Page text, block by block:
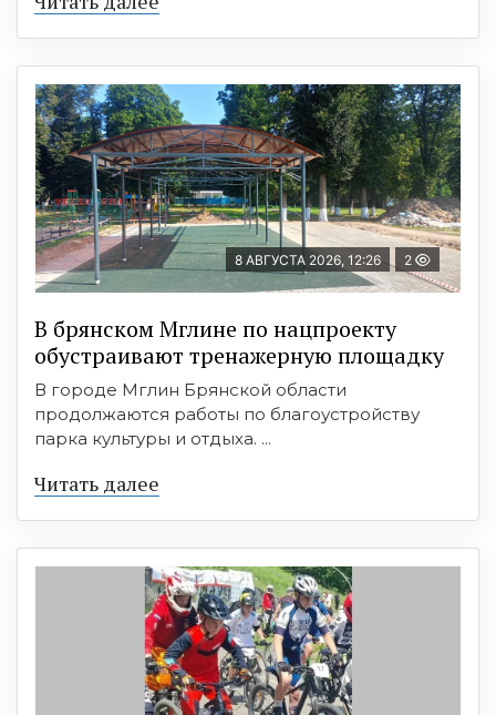
8 АВГУСТА 2026, 12:26 2
В брянском Мглине по нацпроекту
обустраивают тренажерную площадку
В городе Мглин Брянской области
продолжаются работы по благоустройству
парка культуры и отдыха. ...
Читать далее